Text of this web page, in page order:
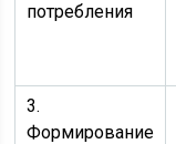
потребления
3.
Формирование